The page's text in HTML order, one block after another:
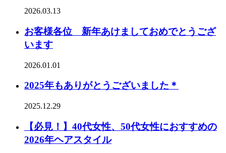
2026.03.13
お客様各位 新年あけましておめでとうござ
います
2026.01.01
2025年もありがとうございました＊
2025.12.29
【必見！】40代女性、50代女性におすすめの
2026年ヘアスタイル